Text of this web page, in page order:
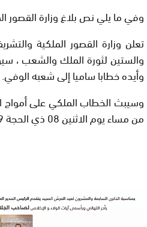
وفي ما يلي نص بلاغ وزارة القصور
تعلن وزارة القصور الملكية
والستين لثورة الملك والشعب ،
وأيده خطابا ساميا إلى شعبه الوفي.
وسيبث الخطاب الملكي على أمواج
من مساء يوم الاثنين 08 ذي الحجة 1439ه الموافق 20 غشت 2018 م.